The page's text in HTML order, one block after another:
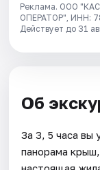
Реклама. ООО
ОПЕРАТОР", ИНН:
Действует до 31
Об
За 3, 5 часа вы
панорама